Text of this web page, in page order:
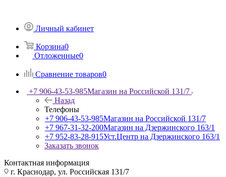
Личный кабинет
Корзина0
Отложенные0
Сравнение товаров0
+7 906-43-53-985Магазин на Российской 131/7
Назад
Телефоны
+7 906-43-53-985Магазин на Российской 131/7
+7 967-31-32-200Магазин на Дзержинского 163/1
+7 952-83-28-915Уст.Центр на Дзержинского 163/1
Заказать звонок
Контактная информация
г. Краснодар, ул. Российская 131/7